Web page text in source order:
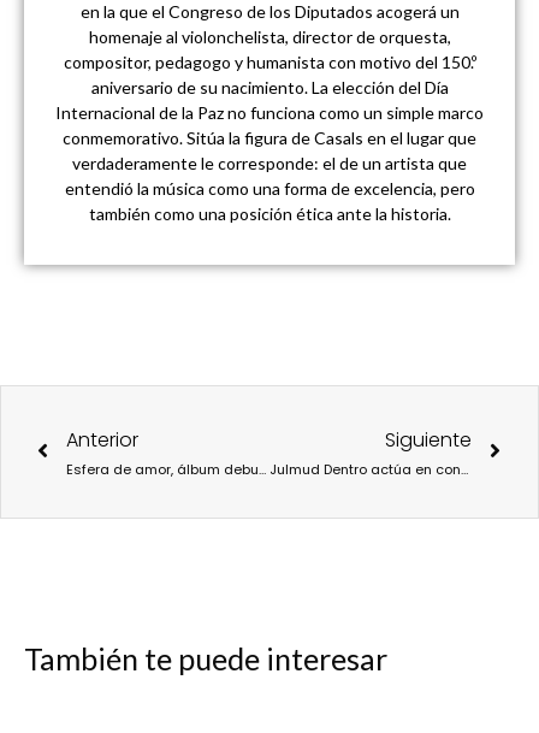
en la que el Congreso de los Diputados acogerá un
homenaje al violonchelista, director de orquesta,
compositor, pedagogo y humanista con motivo del 150.º
aniversario de su nacimiento. La elección del Día
Internacional de la Paz no funciona como un simple marco
conmemorativo. Sitúa la figura de Casals en el lugar que
verdaderamente le corresponde: el de un artista que
entendió la música como una forma de excelencia, pero
también como una posición ética ante la historia.
Anterior
Esfera de amor, álbum debut de Simona
Siguiente
Julmud Dentro actúa en concierto en el marco de Electrónica en Abril 2024
También te puede interesar